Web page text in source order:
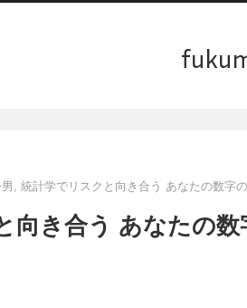
, 統計学でリスクと向き合う あなたの数字
向き合う あなたの